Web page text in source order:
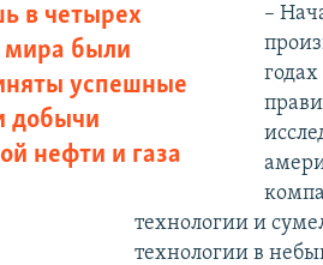
в четырех
мира были
успешные
добычи
нефти и газа
–
технологии и
технологии в